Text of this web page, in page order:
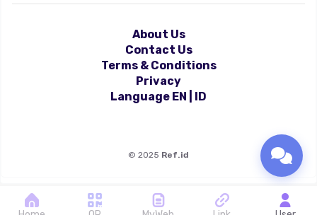
About Us
Contact Us
Terms & Conditions
Privacy
Language EN ID
© 2025 Ref.id